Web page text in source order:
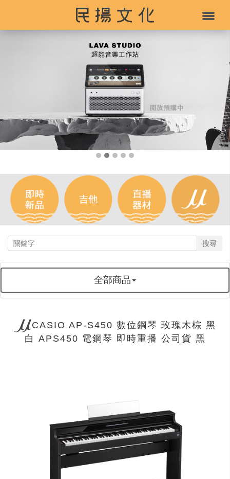
搜尋
全部商品
CASIO AP-S450 數位鋼琴 玫瑰木棕 黑
白 APS450 電鋼琴 即時重播 公司貨 黑